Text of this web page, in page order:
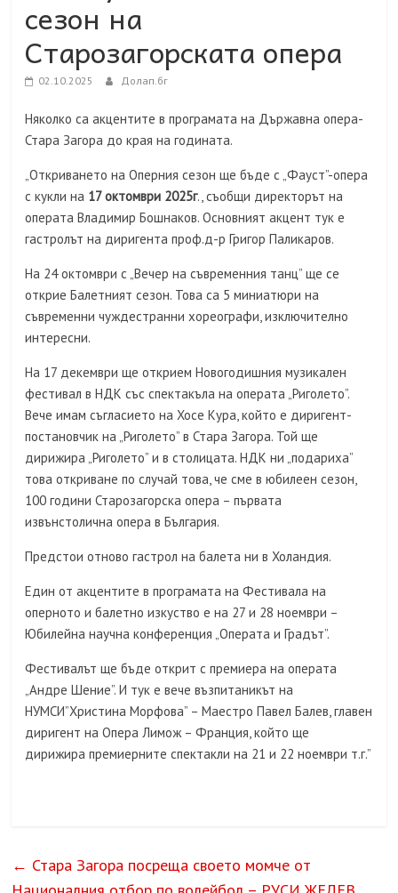
сезон на
Старозагорската опера
02.10.2025 Долап.бг
Няколко са акцентите в програмата на Държавна опера-
Стара Загора до края на годината.
„Откриването на Оперния сезон ще бъде с „Фауст”-опера
с кукли на 17 октомври 2025г., съобщи директорът на
операта Владимир Бошнаков. Основният акцент тук е
гастролът на диригента проф.д-р Григор Паликаров.
На 24 октомври с „Вечер на съвременния танц” ще се
открие Балетният сезон. Това са 5 миниатюри на
съвременни чуждестранни хореографи, изключително
интересни.
На 17 декември ще открием Новогодишния музикален
фестивал в НДК със спектакъла на операта „Риголето”.
Вече имам съгласието на Хосе Кура, който е диригент-
постановчик на „Риголето” в Стара Загора. Той ще
дирижира „Риголето” и в столицата. НДК ни „подариха”
това откриване по случай това, че сме в юбилеен сезон,
100 години Старозагорска опера – първата
извънстолична опера в България.
Предстои отново гастрол на балета ни в Холандия.
Един от акцентите в програмата на Фестивала на
оперното и балетно изкуство е на 27 и 28 ноември –
Юбилейна научна конференция „Операта и Градът”.
Фестивалът ще бъде открит с премиера на операта
„Андре Шение”. И тук е вече възпитаникът на
НУМСИ”Христина Морфова” – Маестро Павел Балев, главен
диригент на Опера Лимож – Франция, който ще
дирижира премиерните спектакли на 21 и 22 ноември т.г.”
← Стара Загора посреща своето момче от